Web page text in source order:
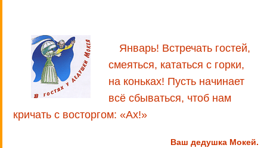
Январь! Встречать гостей,
смеяться, кататься с горки,
на коньках! Пусть начинает
всё сбываться, чтоб нам
кричать с восторгом: «Ах!»
Ваш дедушка Мокей.